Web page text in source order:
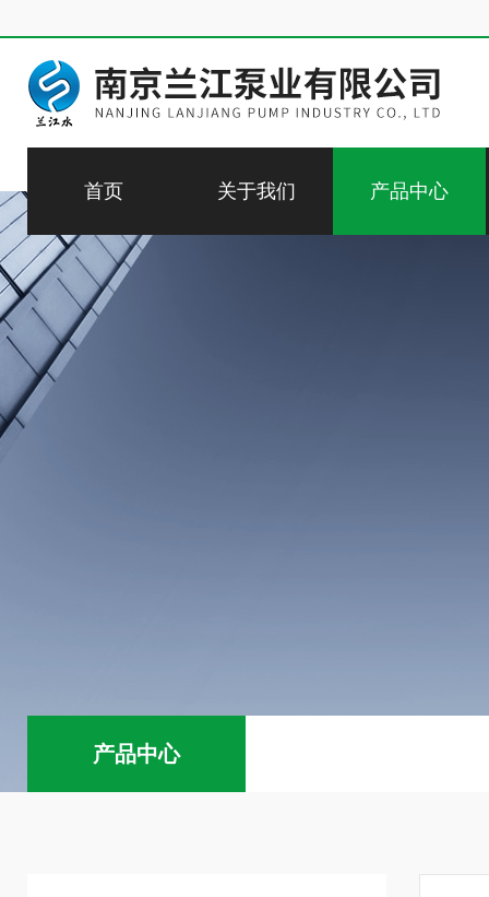
首页 关于我们 产品中心
产品中心